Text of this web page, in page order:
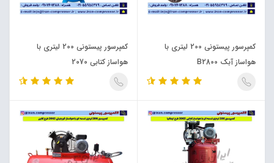
کمپرسور پیستونی 200 لیتری با
هواساز آبک B2800
کمپرسور پیستونی 200 لیتری با
هواساز کتابی 2070